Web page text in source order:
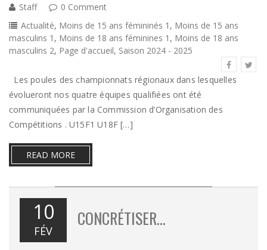
Staff
0 Comment
Actualité, Moins de 15 ans fémininés 1 , Moins de 15 ans
masculins 1 , Moins de 18 ans féminines 1 , Moins de 18 ans
masculins 2, Page d'accueil, Saison 2024 - 2025
Les poules des championnats régionaux dans lesquelles
évolueront nos quatre équipes qualifiées ont été
communiquées par la Commission d’Organisation des
Compétitions . U15F1 U18F […]
READ MORE
10
FÉV
CONCRÉTISER…